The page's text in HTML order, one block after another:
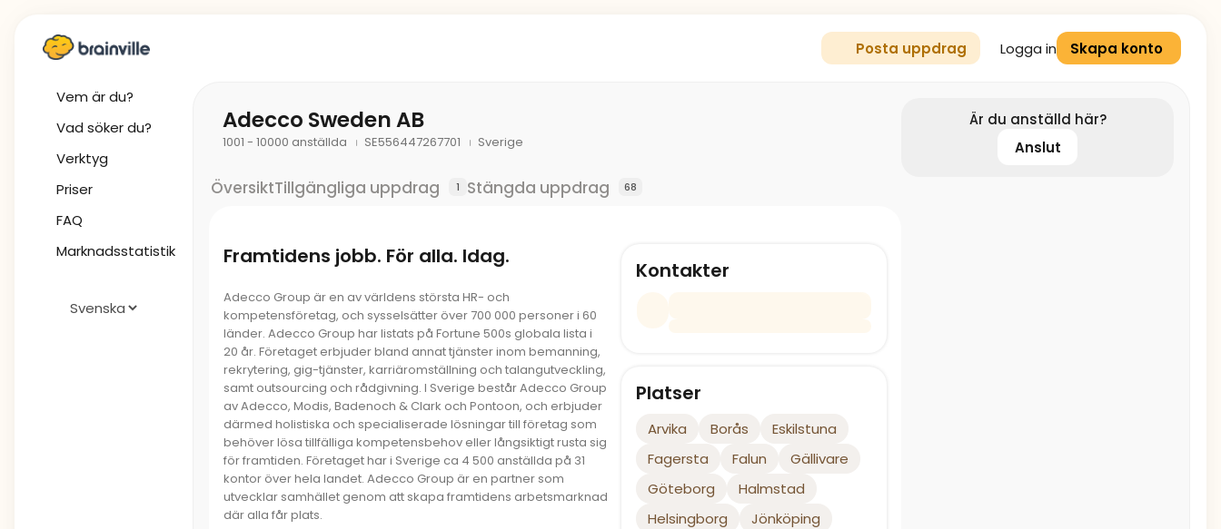
Vem är du?
Vad söker du?
Verktyg
Priser
FAQ
Marknadsstatistik
Posta uppdrag Logga in Skapa konto
Adecco Sweden AB
1001 - 10000 anställda SE556447267701 Sverige
ÖversiktTillgängliga uppdrag 1 Stängda uppdrag 68
Framtidens jobb. För alla. Idag.
Adecco Group är en av världens största HR- och
kompetensföretag, och sysselsätter över 700 000 personer i 60
länder. Adecco Group har listats på Fortune 500s globala lista i
20 år. Företaget erbjuder bland annat tjänster inom bemanning,
rekrytering, gig-tjänster, karriäromställning och talangutveckling,
samt outsourcing och rådgivning. I Sverige består Adecco Group
av Adecco, Modis, Badenoch & Clark och Pontoon, och erbjuder
därmed holistiska och specialiserade lösningar till företag som
behöver lösa tillfälliga kompetensbehov eller långsiktigt rusta sig
för framtiden. Företaget har i Sverige ca 4 500 anställda på 31
kontor över hela landet. Adecco Group är en partner som
utvecklar samhället genom att skapa framtidens arbetsmarknad
där alla får plats.
Kontakter
Platser
Arvika Borås
Eskilstuna
Fagersta
Falun
Gällivare
Göteborg
Halmstad
Helsingborg
Jönköping
Är du anställd här?
Anslut